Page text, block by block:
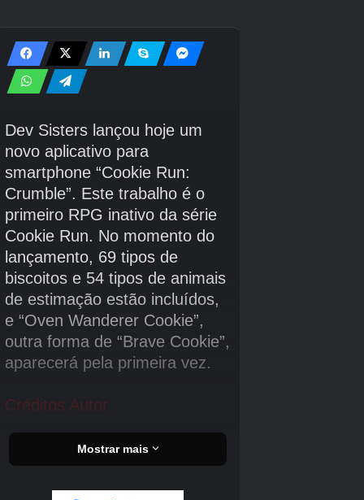
lista de níveis de Sailor Piece. Também temos
mais páginas sobre como encontrar todos os
tipos de itens e recursos, incluindo como obter
como ganhar o conjunto Ice Queen e como
obter a espada Ichigo. Se nada disso ajudar,
você pode encontrar nossa lista completa de
guias Sailor Piece aqui.